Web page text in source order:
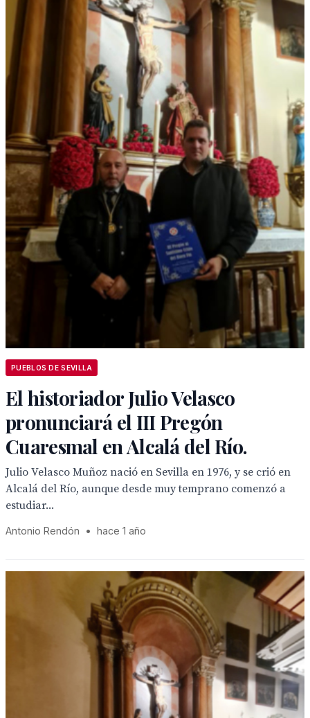
PUEBLOS DE SEVILLA
El historiador Julio Velasco
pronunciará el III Pregón
Cuaresmal en Alcalá del Río.
Julio Velasco Muñoz nació en Sevilla en 1976, y se crió en
Alcalá del Río, aunque desde muy temprano comenzó a
estudiar...
Antonio Rendón • hace 1 año